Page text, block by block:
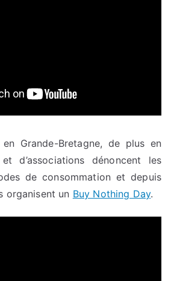
Grande-Bretagne, de plus en
d’associations dénoncent les
de consommation et depuis
organisent un Buy Nothing Day.